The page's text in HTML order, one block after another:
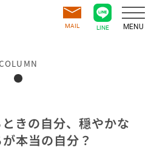
MAIL LINE MENU
きの自分、穏やかな
本当の自分？